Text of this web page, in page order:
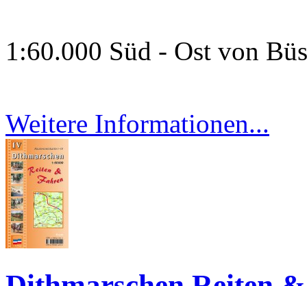
1:60.000 Süd - Ost von
Weitere Informationen...